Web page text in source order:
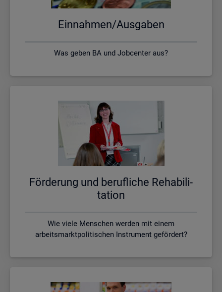
Ein­nah­men/Aus­ga­ben
Was geben BA und Jobcenter aus?
För­de­rung und be­ruf­li­che Re­ha­bi­li­
ta­ti­on
Wie viele Menschen werden mit einem
arbeitsmarktpolitischen Instrument gefördert?